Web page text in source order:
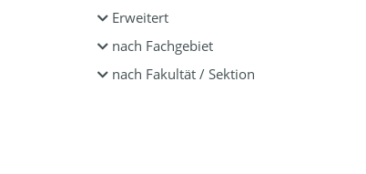
Erweitert
nach Fachgebiet
nach Fakultät / Sektion